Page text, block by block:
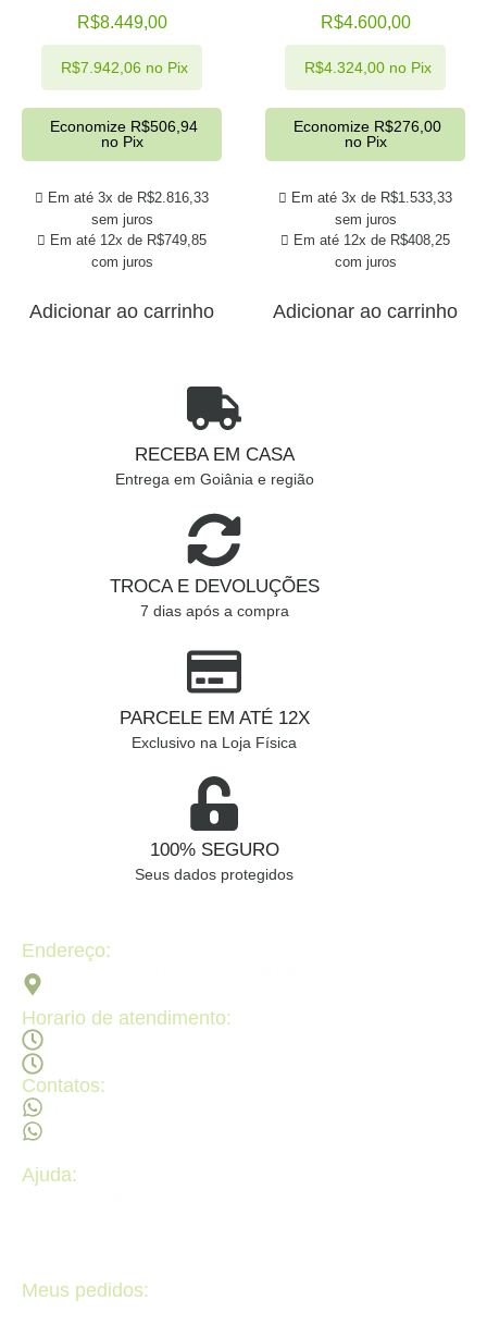
R$8.449,00
Em até 3x de R$2.816,33
sem juros
Em até 12x de R$749,85
com juros
R$7.942,06 no Pix
Economize R$506,94
no Pix
Adicionar ao carrinho
R$4.600,00
Em até 3x de R$1.533,33
sem juros
Em até 12x de R$408,25
com juros
R$4.324,00 no Pix
Economize R$276,00
no Pix
Adicionar ao carrinho
RECEBA EM CASA
Entrega em Goiânia e região
TROCA E DEVOLUÇÕES
7 dias após a compra
PARCELE EM ATÉ 12X
Exclusivo na Loja Física
100% SEGURO
Seus dados protegidos
Endereço:
Horario de atendimento:
Contatos:
Ajuda:
Meus pedidos: